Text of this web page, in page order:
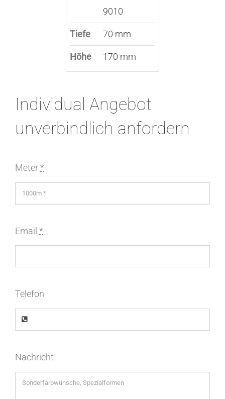
9010
Tiefe 70 mm
Höhe 170 mm
Individual Angebot
unverbindlich anfordern
Meter*
Email *
Telefon
Nachricht